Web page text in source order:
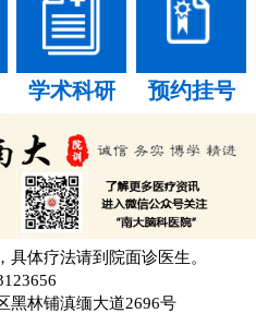
学术科研 预约挂号
体疗法请到院面诊医生。
黑林铺滇缅大道2696号